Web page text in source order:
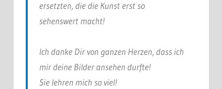
ersetzten, die die Kunst erst so
sehenswert macht!
Ich danke Dir von ganzen Herzen, dass ich
mir deine Bilder ansehen durfte!
Sie lehren mich so viel!